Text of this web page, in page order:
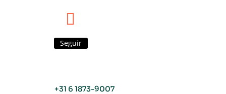
Seguir
+31 6 1873-9007